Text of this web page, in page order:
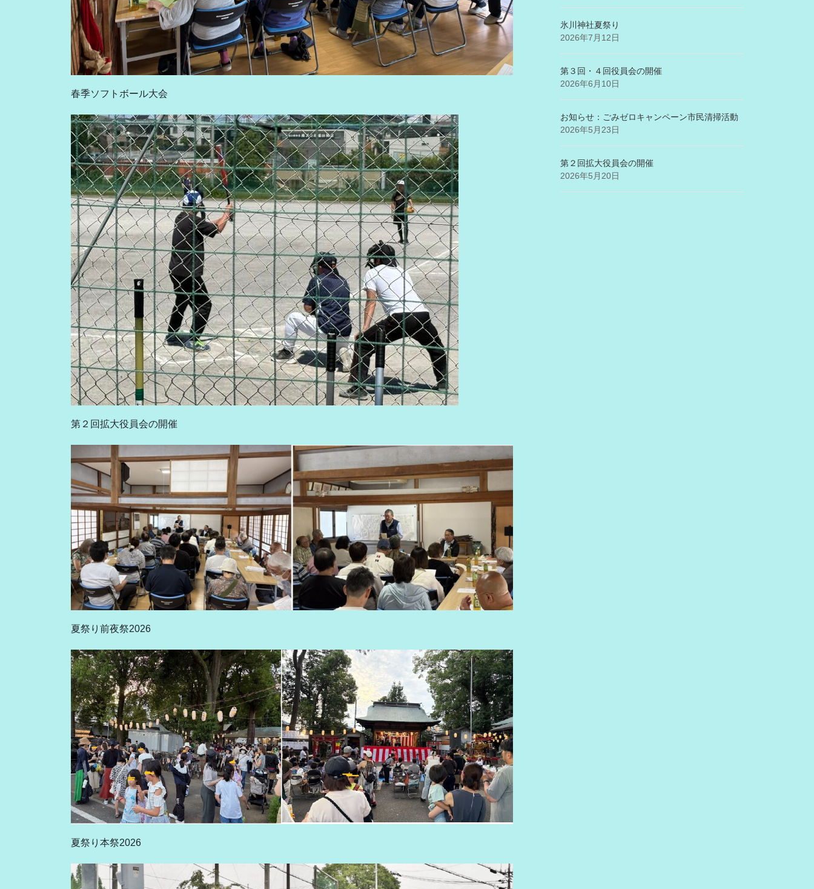
春季ソフトボール大会
第２回拡大役員会の開催
夏祭り前夜祭2026
夏祭り本祭2026
氷川神社夏祭り
2026年7月12日
第３回・４回役員会の開催
2026年6月10日
お知らせ：ごみゼロキャンペーン市民清掃活動
2026年5月23日
第２回拡大役員会の開催
2026年5月20日